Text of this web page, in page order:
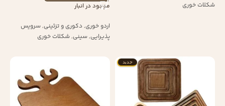
شکلات خوری
موجود در انبار
اردو خوری,دکوری و تزئینی,سرویس
پذیرایی,سینی,شکلات خوری
جدید